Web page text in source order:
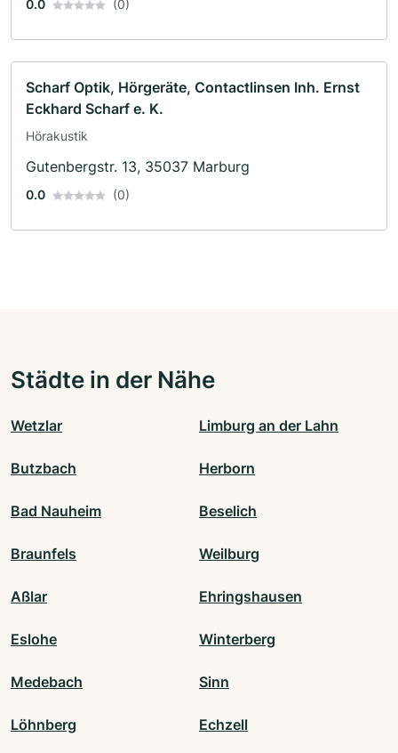
0.0 (0)
Scharf Optik, Hörgeräte, Contactlinsen Inh. Ernst
Eckhard Scharf e. K.
Hörakustik
Gutenbergstr. 13, 35037 Marburg
0.0 (0)
Städte in der Nähe
Wetzlar Limburg an der Lahn
Butzbach Herborn
Bad Nauheim Beselich
Braunfels Weilburg
Aßlar Ehringshausen
Eslohe Winterberg
Medebach Sinn
Löhnberg Echzell